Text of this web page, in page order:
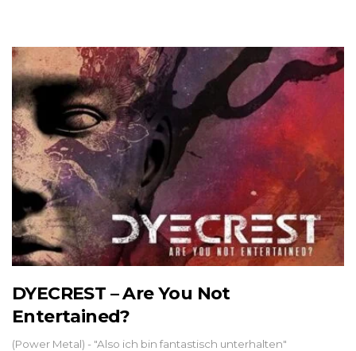
DYECREST – Are You Not
Entertained?
(Power Metal) - "Also ich bin fantastisch unterhalten"